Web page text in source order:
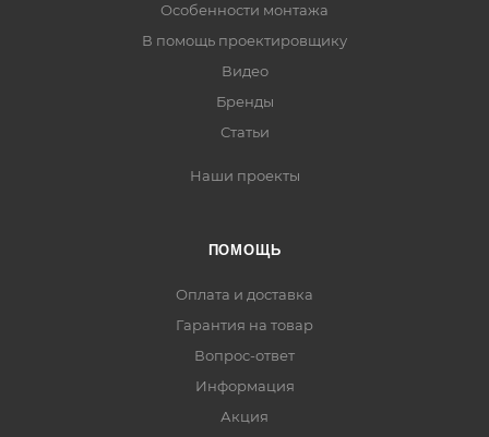
Особенности монтажа
В помощь проектировщику
Видео
Бренды
Статьи
Наши проекты
ПОМОЩЬ
Оплата и доставка
Гарантия на товар
Вопрос-ответ
Информация
Акция